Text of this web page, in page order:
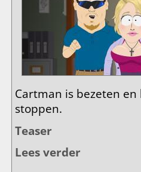
Cartman is bezeten
stoppen.
Teaser
Lees verder